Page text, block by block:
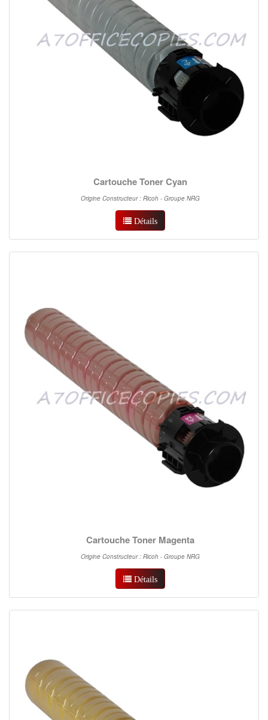
Cartouche Toner Cyan
Origine Constructeur : Ricoh - Groupe NRG
Détails
Cartouche Toner Magenta
Origine Constructeur : Ricoh - Groupe NRG
Détails